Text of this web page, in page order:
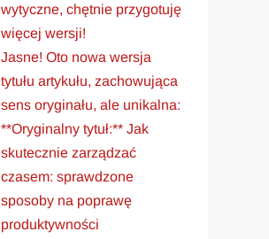
wytyczne, chętnie przygotuję
więcej wersji!
Jasne! Oto nowa wersja
tytułu artykułu, zachowująca
sens oryginału, ale unikalna:
**Oryginalny tytuł:** Jak
skutecznie zarządzać
czasem: sprawdzone
sposoby na poprawę
produktywności